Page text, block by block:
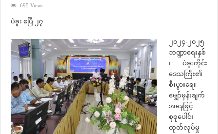
695 Views
ပဲခူး ဧပြီ ၂၇
၂၀၂၄-၂၀၂၅
ဘဏ္ဍာရေးနှစ်
၊ ပဲခူးတိုင်း
ဒေသကြီး၏
စီးပွားရေး
မျှော်မှန်းချက်
အနေဖြင့်
စုစုပေါင်း
ထုတ်လုပ်မှု